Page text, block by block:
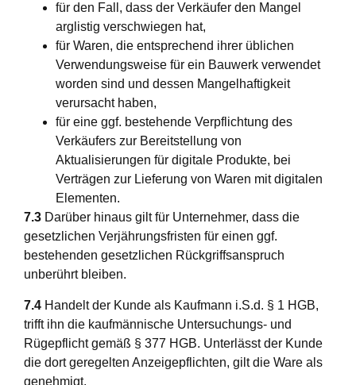
für den Fall, dass der Verkäufer den Mangel
arglistig verschwiegen hat,
für Waren, die entsprechend ihrer üblichen
Verwendungsweise für ein Bauwerk verwendet
worden sind und dessen Mangelhaftigkeit
verursacht haben,
für eine ggf. bestehende Verpflichtung des
Verkäufers zur Bereitstellung von
Aktualisierungen für digitale Produkte, bei
Verträgen zur Lieferung von Waren mit digitalen
Elementen.
7.3 Darüber hinaus gilt für Unternehmer, dass die
gesetzlichen Verjährungsfristen für einen ggf.
bestehenden gesetzlichen Rückgriffsanspruch
unberührt bleiben.
7.4 Handelt der Kunde als Kaufmann i.S.d. § 1 HGB,
trifft ihn die kaufmännische Untersuchungs- und
Rügepflicht gemäß § 377 HGB. Unterlässt der Kunde
die dort geregelten Anzeigepflichten, gilt die Ware als
genehmigt.